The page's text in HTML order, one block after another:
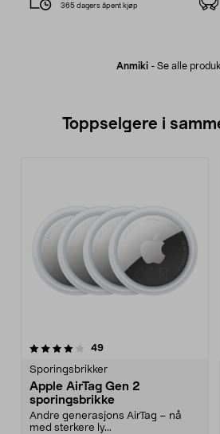
Anmiki - Se alle
365 dagers åpent kjøp
Toppselgere i
49anmeldelser
Sporingsbrikker
Apple AirTag Gen 2
sporingsbrikke
Andre generasjons AirTag – nå
med sterkere ly...
4.0 av 5 stjerner